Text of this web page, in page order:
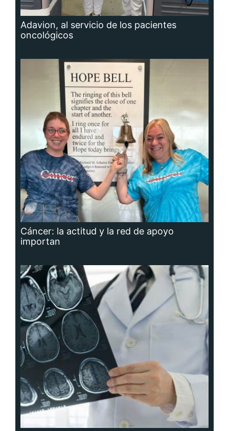
Adavion, al servicio de los pacientes
oncológicos
Cáncer: la actitud y la red de apoyo
importan